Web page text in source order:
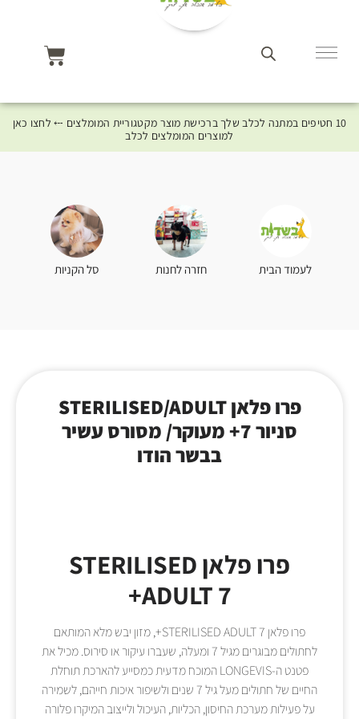
10 חטיפים במתנה לכלב שלך ברכישת מוצר מקטגוריית המומלצים ⤎ לחצו כאן
למוצרים המומלצים לכלב
לעמוד הבית חזרה לחנות סל הקניות
פרו פלאן STERILISED/ADULT
סניור 7+ מעוקר/ מסורס עשיר
בבשר הודו
פרו פלאן STERILISED
ADULT 7+
פרו פלאן STERILISED ADULT 7+, מזון יבש מלא המותאם
לחתולים מבוגרים מגיל 7 ומעלה, שעברו עיקור או סירוס. מכיל את
פטנט ה-LONGEVIS המוכח מדעית כמסייע להארכת תוחלת
החיים של חתולים מעל גיל 7 שנים ולשיפור איכות חייהם, לשמירה
על פעילות מערכת החיסון, הכליות, העיכול ולייצוב המיקרו פלורה